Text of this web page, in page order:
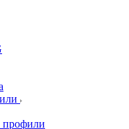
профили